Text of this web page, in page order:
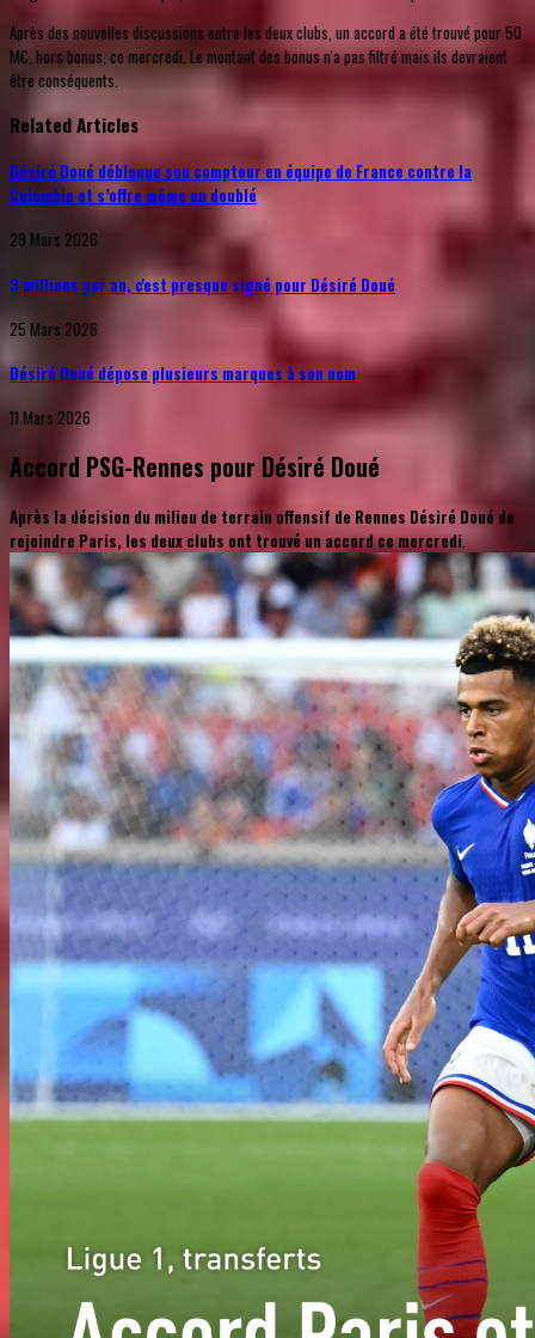
Après des nouvelles discussions entre les deux clubs, un accord a été trouvé pour 50
M€, hors bonus, ce mercredi. Le montant des bonus n'a pas filtré mais ils devraient
être conséquents.
Related Articles
Désiré Doué débloque son compteur en équipe de France contre la
Colombie et s’offre même un doublé
29 Mars 2026
3 millions par an, c'est presque signé pour Désiré Doué
25 Mars 2026
Désiré Doué dépose plusieurs marques à son nom
11 Mars 2026
Accord PSG-Rennes pour Désiré Doué
Après la décision du milieu de terrain offensif de Rennes Désiré Doué de
rejoindre Paris, les deux clubs ont trouvé un accord ce mercredi.